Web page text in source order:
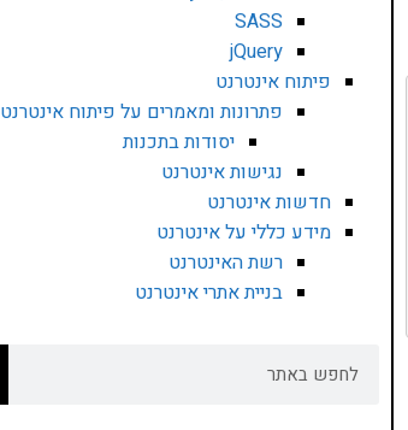
SASS
jQuery
פיתוח אינטרנט
פתרונות ומאמרים על פיתוח אינטרנט
יסודות בתכנות
נגישות אינטרנט
חדשות אינטרנט
מידע כללי על אינטרנט
רשת האינטרנט
בניית אתרי אינטרנט